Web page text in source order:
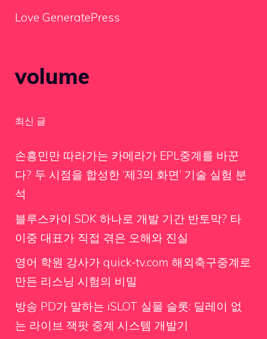
Love GeneratePress
volume
최신 글
손흥민만 따라가는 카메라가 EPL중계를 바꾼
다? 두 시점을 합성한 ‘제3의 화면’ 기술 실험 분
석
블루스카이 SDK 하나로 개발 기간 반토막? 타
이중 대표가 직접 겪은 오해와 진실
영어 학원 강사가 quick-tv.com 해외축구중계로
만든 리스닝 시험의 비밀
방송 PD가 말하는 iSLOT 실물 슬롯: 딜레이 없
는 라이브 잭팟 중계 시스템 개발기